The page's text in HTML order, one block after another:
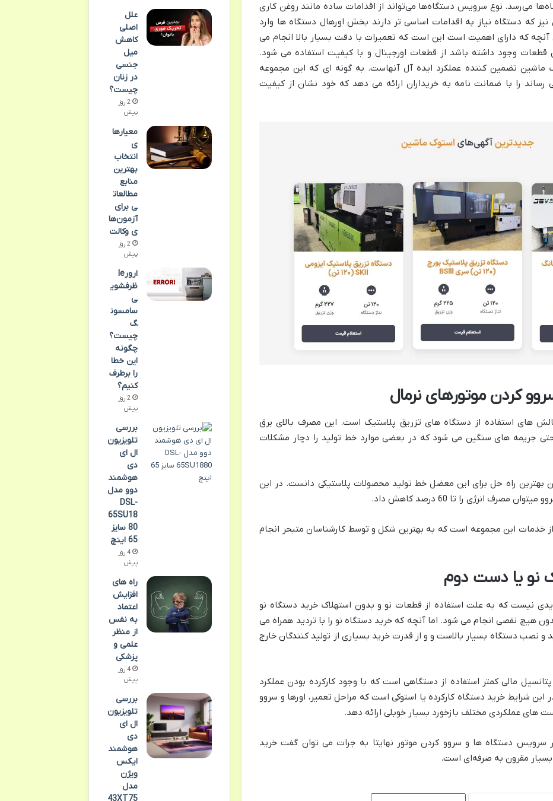
می‌رسد. نوع سرویس دستگاه‌ها می‌تواند از اقدامات ساده مانند روغن کاری
که دستگاه نیاز به اقدامات اساسی تر دارند بخش اورهال دستگاه ها وارد
که دارای اهمیت است این است که تعمیرات با دقت بسیار بالا انجام می
وجود داشته باشد از قطعات اورجینال و با کیفیت استفاده می شود.
ماشین تضمین کننده عملکرد ایده آل آنهاست. به گونه ای که این مجموعه
را با ضمانت نامه به خریداران ارائه می دهد که خود نشان از کیفیت
کردن موتورهای نرمال
های استفاده از دستگاه های تزریق پلاستیک است. این مصرف بالای برق
جریمه های سنگین می شود که در بعضی موارد خط تولید را دچار مشکلات
بهترین راه حل برای این معضل خط تولید محصولات پلاستیکی دانست. در این
انرژی را تا 60 درصد کاهش داد.
از خدمات این مجموعه است که به بهترین شکل و توسط کارشناسان متبحر انجام
نو یا دست دوم
نیست که به علت استفاده از قطعات نو و بدون استهلاک خرید دستگاه نو
هیچ نقصی انجام می شود. اما آنچه که خرید دستگاه نو را با تردید همراه می
نصب دستگاه بسیار بالاست و و از قدرت خرید بسیاری از تولید کنندگان خارج
مالی کمتر استفاده از دستگاهی است که با وجود کارکرده بودن عملکرد
این شرایط خرید دستگاه کارکرده یا استوکی است که مراحل تعمیر، اورها و سروو
های عملکردی مختلف بازخورد بسیار خوبلی ارائه دهد.
سرویس دستگاه ها و سروو کردن موتور نهایتا به جرات می توان گفت خرید
بسیار مقرون به صرفه‌ای است.
علل
اصلی
کاهش
میل
جنسی
در زنان
چیست؟
2 روز
پیش
معیارها
ی
انتخاب
بهترین
منابع
مطالعات
ی برای
آزمون‌ها
ی وکالت
2 روز
پیش
ارورle
ظرفشوی
ی
سامسون
گ
چیست؟
چگونه
این خطا
را برطرف
کنیم؟
2 روز
پیش
بررسی
تلویزیون
ال ای
دی
هوشمند
دوو مدل
DSL-
65SU18
80 سایز
65 اینچ
4 روز
پیش
راه های
افزایش
اعتماد
به نفس
از منظر
علمی و
پزشکی
4 روز
پیش
بررسی
تلویزیون
ال ای
دی
هوشمند
ایکس
ویژن
مدل